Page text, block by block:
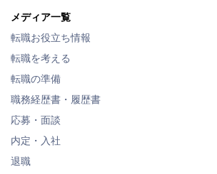
メディア一覧
転職お役立ち情報
転職を考える
転職の準備
職務経歴書・履歴書
応募・面談
内定・入社
退職